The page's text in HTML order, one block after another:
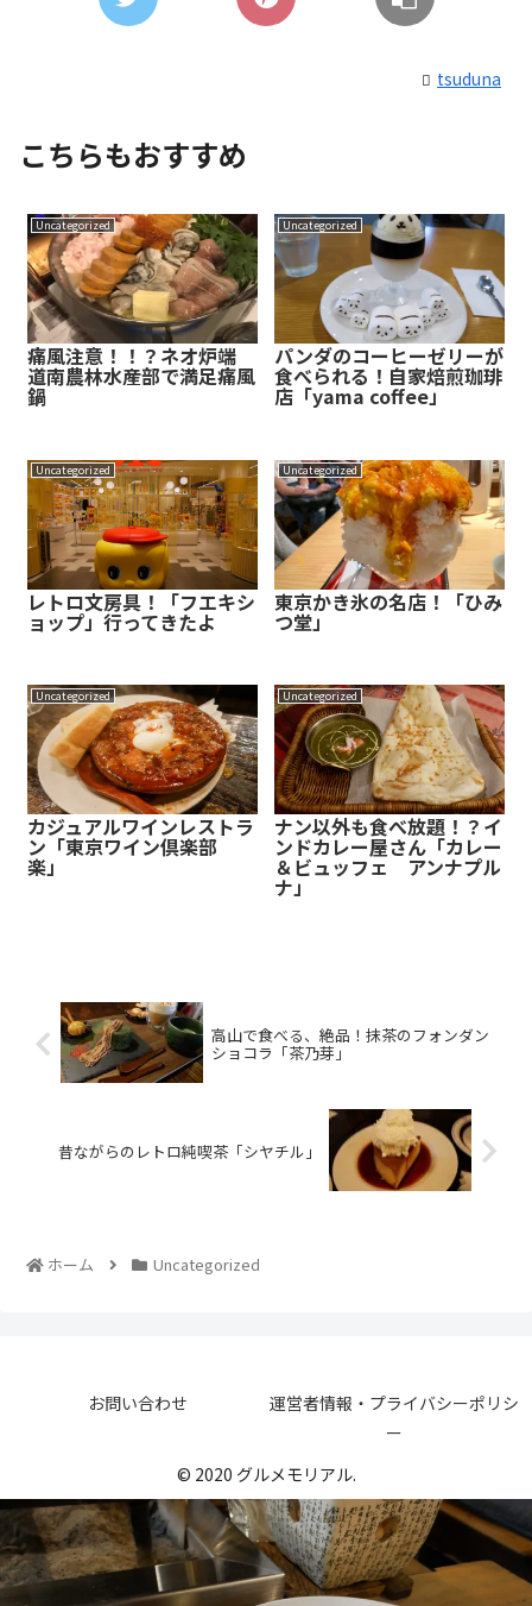
tsuduna
こちらもおすすめ
Uncategorized
痛風注意！！？ネオ炉端
道南農林水産部で満足痛風
鍋
Uncategorized
パンダのコーヒーゼリーが
食べられる！自家焙煎珈琲
店「yama coffee」
Uncategorized
レトロ文房具！「フエキシ
ョップ」行ってきたよ
Uncategorized
東京かき氷の名店！「ひみ
つ堂」
Uncategorized
カジュアルワインレストラ
ン「東京ワイン倶楽部
楽」
Uncategorized
ナン以外も食べ放題！？イ
ンドカレー屋さん「カレー
＆ビュッフェ アンナプル
ナ」
高山で食べる、絶品！抹茶のフォンダン
ショコラ「茶乃芽」
昔ながらのレトロ純喫茶「シヤチル」
ホーム Uncategorized
お問い合わせ
運営者情報・プライバシーポリシ
ー
© 2020 グルメモリアル.